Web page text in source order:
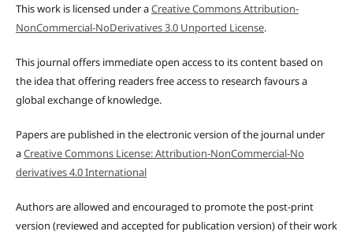
This work is licensed under aCreative Commons Attribution-
NonCommercial-NoDerivatives 3.0 Unported License.
This journal offers immediate open access to its content based on
the idea that offering readers free access to research favours a
global exchange of knowledge.
Papers are published in the electronic version of the journal under
aCreative Commons License: Attribution-NonCommercial-No
derivatives 4.0 International
Authors are allowed and encouraged to promote the post-print
version (reviewed and accepted for publication version) of their work